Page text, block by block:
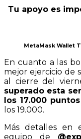
Tu apoyo es
MetaMask Wallet
En cuanto a las
mejor ejercicio de
al cierre del
superado esta
los 17.000 puntos
los 19.000.
Más detalles en
equipo de @